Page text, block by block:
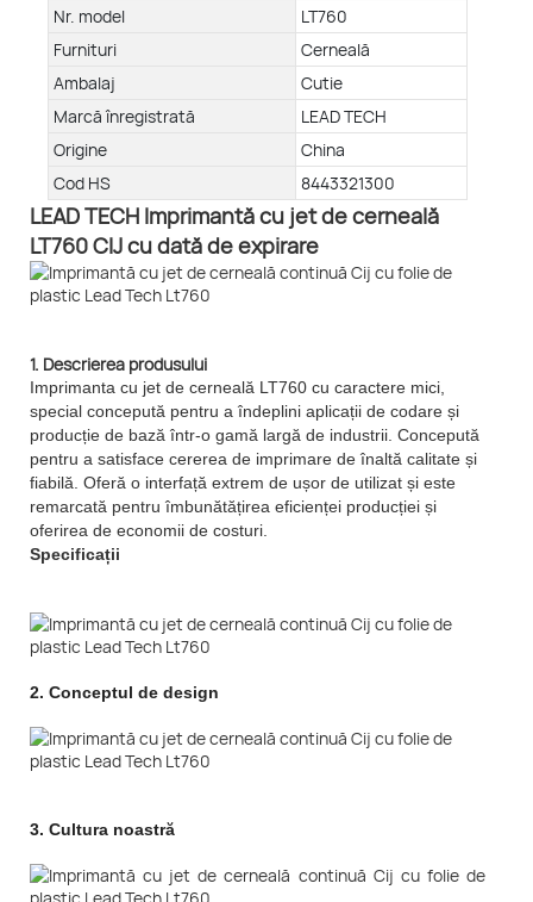
Nr. model
LT760
Furnituri
Cerneală
Ambalaj
Cutie
Marcă înregistrată
LEAD TECH
Origine
China
Cod HS
8443321300
LEAD TECH Imprimantă cu jet de cerneală
LT760 CIJ cu dată de expirare
1. Descrierea produsului
Imprimanta cu jet de cerneală LT760 cu caractere mici,
special concepută pentru a îndeplini aplicații de codare și
producție de bază într-o gamă largă de industrii. Concepută
pentru a satisface cererea de imprimare de înaltă calitate și
fiabilă. Oferă o interfață extrem de ușor de utilizat și este
remarcată pentru îmbunătățirea eficienței producției și
oferirea de economii de costuri.
Specificații
2. Conceptul de design
3. Cultura noastră